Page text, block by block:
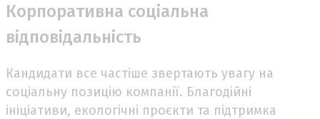
Корпоративна соціальна
відповідальність
Кандидати все частіше звертають увагу на
соціальну позицію компанії. Благодійні
ініціативи, екологічні проєкти та підтримка